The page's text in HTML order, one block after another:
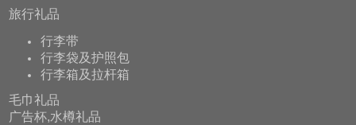
旅行礼品
行李带
行李袋及护照包
行李箱及拉杆箱
毛巾礼品
广告杯,水樽礼品